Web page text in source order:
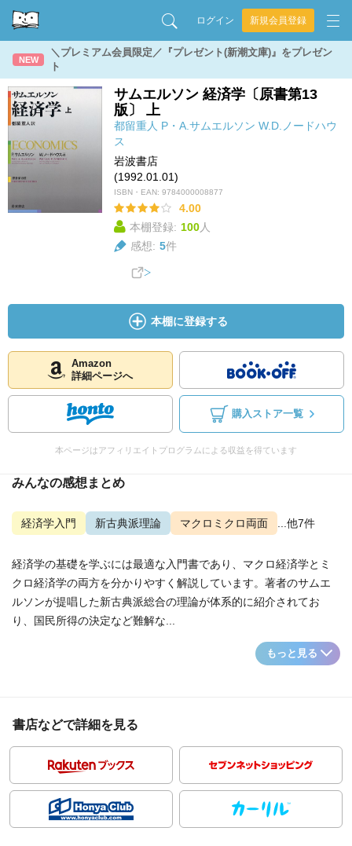
ログイン 新規会員登録
NEW
＼プレミアム会員限定／『プレゼント(新潮文庫)』をプレゼン
ト
サムエルソン 経済学〔原書第13
版〕 上
都留重人 P・A.サムエルソン W.D.ノードハウ
ス
岩波書店
(1992.01.01)
ISBN・EAN: 9784000008877
4.00
本棚登録: 100人
感想: 5件
本棚に登録する
Amazon
詳細ページへ
購入ストア一覧
本ページはアフィリエイトプログラムによる収益を得ています
みんなの感想まとめ
経済学入門 新古典派理論 マクロミクロ両面 ...他7件
経済学の基礎を学ぶには最適な入門書であり、マクロ経済学とミ
クロ経済学の両方を分かりやすく解説しています。著者のサムエ
ルソンが提唱した新古典派総合の理論が体系的に紹介されてお
り、国民所得の決定など難解な...
もっと見る
書店などで詳細を見る